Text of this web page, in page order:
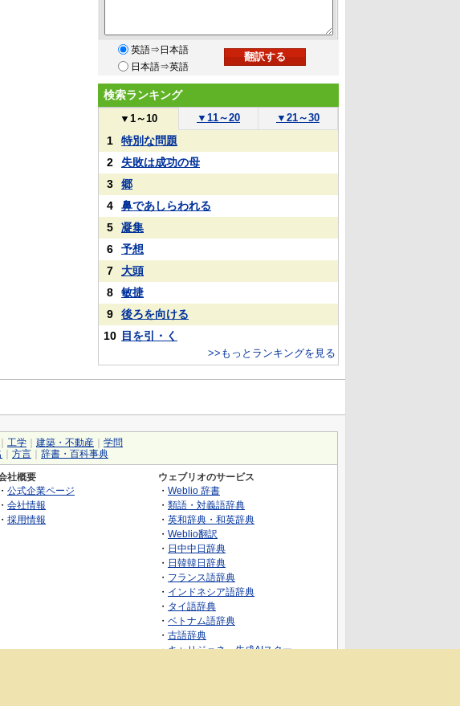
英語⇒日本語
日本語⇒英語
検索ランキング
▼ 1～10 ▼ 11～20 ▼ 21～30
1
特別な問題
2
失敗は成功の母
3
郷
4
鼻であしらわれる
5
凝集
6
予想
7
大頭
8
敏捷
9
後ろを向ける
10 目を引・く
>>もっとランキングを見る
工学 建築・不動産
学問
方言 辞書・百科事典
社概要
・ 公式企業ページ
・ 会社情報
・ 採用情報
ウェブリオのサービス
・ Weblio 辞書
・ 類語・対義語辞典
・ 英和辞典・和英辞典
・ Weblio翻訳
・ 日中中日辞典
・ 日韓韓日辞典
・ フランス語辞典
・ インドネシア語辞典
・ タイ語辞典
・ ベトナム語辞典
・ 古語辞典
・キャリジェネ～生成AIスクー